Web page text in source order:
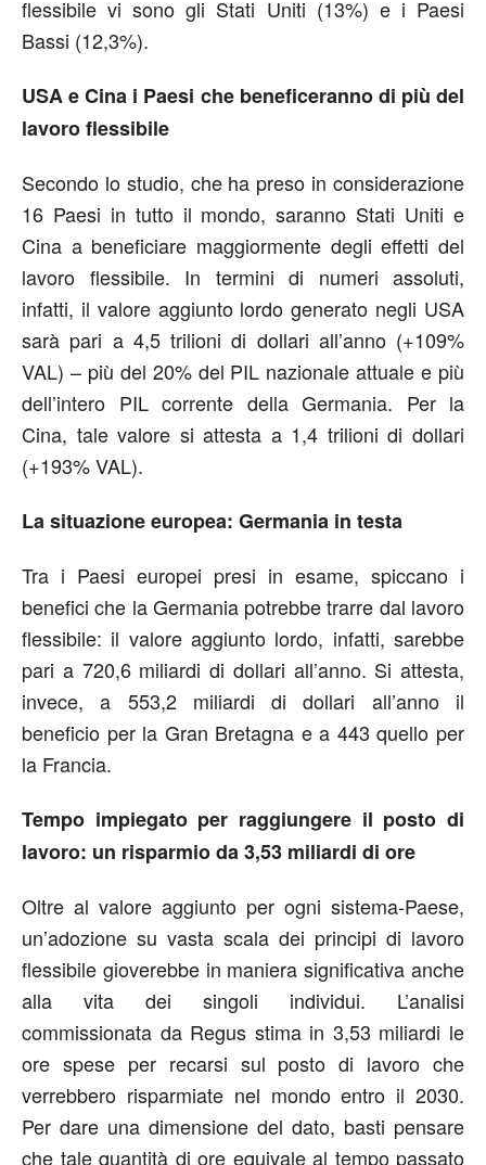
flessibile vi sono gli Stati Uniti (13%) e i Paesi
Bassi (12,3%).
USA e Cina i Paesi che beneficeranno di più del
lavoro flessibile
Secondo lo studio, che ha preso in considerazione
16 Paesi in tutto il mondo, saranno Stati Uniti e
Cina a beneficiare maggiormente degli effetti del
lavoro flessibile. In termini di numeri assoluti,
infatti, il valore aggiunto lordo generato negli USA
sarà pari a 4,5 trilioni di dollari all’anno (+109%
VAL) – più del 20% del PIL nazionale attuale e più
dell’intero PIL corrente della Germania. Per la
Cina, tale valore si attesta a 1,4 trilioni di dollari
(+193% VAL).
La situazione europea: Germania in testa
Tra i Paesi europei presi in esame, spiccano i
benefici che la Germania potrebbe trarre dal lavoro
flessibile: il valore aggiunto lordo, infatti, sarebbe
pari a 720,6 miliardi di dollari all’anno. Si attesta,
invece, a 553,2 miliardi di dollari all’anno il
beneficio per la Gran Bretagna e a 443 quello per
la Francia.
Tempo impiegato per raggiungere il posto di
lavoro: un risparmio da 3,53 miliardi di ore
Oltre al valore aggiunto per ogni sistema-Paese,
un’adozione su vasta scala dei principi di lavoro
flessibile gioverebbe in maniera significativa anche
alla vita dei singoli individui. L’analisi
commissionata da Regus stima in 3,53 miliardi le
ore spese per recarsi sul posto di lavoro che
verrebbero risparmiate nel mondo entro il 2030.
Per dare una dimensione del dato, basti pensare
che tale quantità di ore equivale al tempo passato